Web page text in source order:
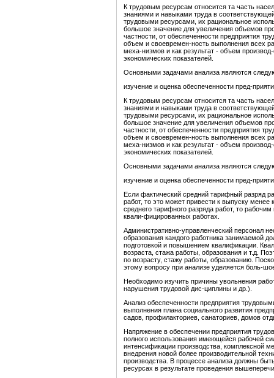
К трудовым ресурсам относится та часть
знаниями и навыками труда в
трудовыми ресурсами, их рациональное
большое значение для увеличения объемов
частности, от обеспеченности предприятия
объем и своевремен-ность выполнения всех
меха-низмов и как результат - объем
экономических показателей.
Основными задачами анализа являются
изучение и оценка обеспеченности пред-
К трудовым ресурсам относится та часть
знаниями и навыками труда в
трудовыми ресурсами, их рациональное
большое значение для увеличения объемов
частности, от обеспеченности предприятия
объем и своевремен-ность выполнения всех
меха-низмов и как результат - объем
экономических показателей.
Основными задачами анализа являются
изучение и оценка обеспеченности пред-
Если фактический средний тарифный разряд
работ, то это может привести к выпуску
среднего тарифного разряда работ, то
квали-фицированных работах.
Административно-управленческий персонал
образования каждого работника занимаемой
подготовкой и повышением квалификации.
возраста, стажа работы, образования и т.д.
по возрасту, стажу работы, образованию.
этому вопросу при анализе уделяется боль-
Необходимо изучить причины увольнения
нарушения трудовой дис-циплины и др.).
Анализ обеспеченности предприятия
выполнения плана социального развития
садов, профилакториев, санаториев, домов
Напряжение в обеспечении предприятия
полного использования имеющейся рабочей
интенсификации производства, комплексной
внедрения новой более производительной
производства. В процессе анализа должны
ресурсах в результате проведения